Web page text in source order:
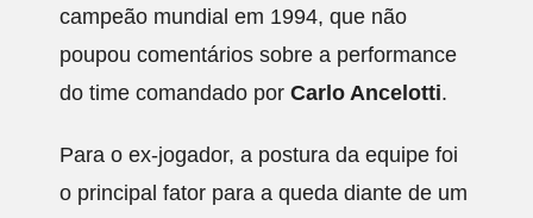
campeão mundial em 1994, que não
poupou comentários sobre a performance
do time comandado por Carlo Ancelotti.
Para o ex-jogador, a postura da equipe foi
o principal fator para a queda diante de um